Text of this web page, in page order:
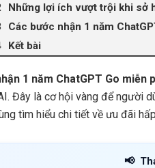
Những lợi ích vượt trội khi sở
Các bước nhận 1 năm
Kết bài
1 năm ChatGPT Go miễn
Đây là cơ hội vàng để người
tìm hiểu chi tiết về ưu đãi
📢